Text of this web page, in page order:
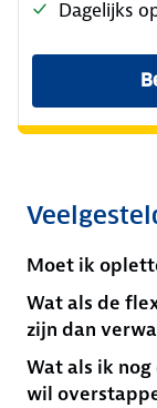
Dagelijks
Moet ik
Wat als de
zijn dan
Wat als ik
wil